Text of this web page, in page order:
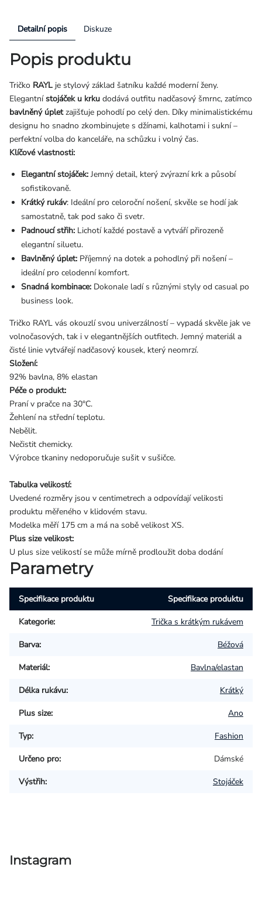
Detailní popis Diskuze
Popis produktu
Tričko RAYL je stylový základ šatníku každé moderní ženy.
Elegantnístojáček u krku dodává outfitu nadčasový šmrnc, zatímco
bavlněný úpletzajišťuje pohodlí po celý den. Díky minimalistickému
designu ho snadno zkombinujete s džínami, kalhotami i sukní –
perfektní volba do kanceláře, na schůzku i volný čas.
Klíčové vlastnosti:
Elegantní stojáček: Jemný detail, který zvýrazní krk a působí
sofistikovaně.
Krátký rukáv: Ideální pro celoroční nošení, skvěle se hodí jak
samostatně, tak pod sako či svetr.
Padnoucí střih: Lichotí každé postavě a vytváří přirozeně
elegantní siluetu.
Bavlněný úplet: Příjemný na dotek a pohodlný při nošení –
ideální pro celodenní komfort.
Snadná kombinace: Dokonale ladí s různými styly od casual po
business look.
Tričko RAYL vás okouzlí svou univerzálností – vypadá skvěle jak ve
volnočasových, tak i v elegantnějších outfitech. Jemný materiál a
čisté linie vytvářejí nadčasový kousek, který neomrzí.
Složení:
92% bavlna, 8% elastan
Péče o produkt:
Praní v pračce na 30°C.
Žehlení na střední teplotu.
Nebělit.
Nečistit chemicky.
Výrobce tkaniny nedoporučuje sušit v sušičce.
Tabulka velikostí:
Uvedené rozměry jsou v centimetrech a odpovídají velikosti
produktu měřeného v klidovém stavu.
Modelka měří 175 cm a má na sobě velikost XS.
Plus size velikost:
U plus size velikostí se může mírně prodloužit doba dodání
Parametry
Specifikace produktu Specifikace produktu
Kategorie: Trička s krátkým rukávem
Barva: Béžová
Materiál: Bavlna/elastan
Délka rukávu: Krátký
Plus size: Ano
Typ: Fashion
Určeno pro: Dámské
Výstřih: Stojáček
Instagram